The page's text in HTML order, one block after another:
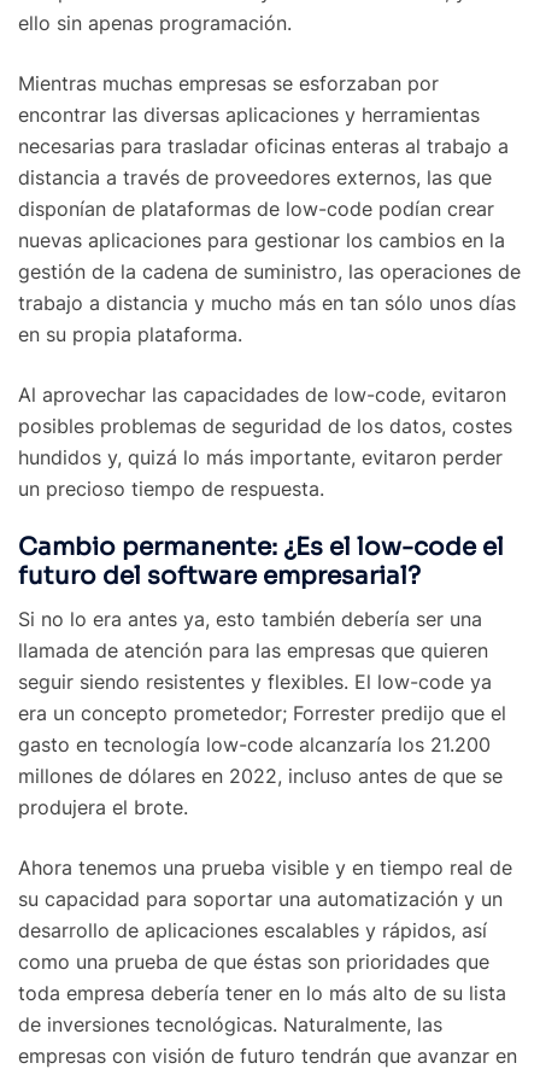
ello sin apenas programación.
Mientras muchas empresas se esforzaban por
encontrar las diversas aplicaciones y herramientas
necesarias para trasladar oficinas enteras al trabajo a
distancia a través de proveedores externos, las que
disponían de plataformas de low-code podían crear
nuevas aplicaciones para gestionar los cambios en la
gestión de la cadena de suministro, las operaciones de
trabajo a distancia y mucho más en tan sólo unos días
en su propia plataforma.
Al aprovechar las capacidades de low-code, evitaron
posibles problemas de seguridad de los datos, costes
hundidos y, quizá lo más importante, evitaron perder
un precioso tiempo de respuesta.
Cambio permanente: ¿Es el low-code el
futuro del software empresarial?
Si no lo era antes ya, esto también debería ser una
llamada de atención para las empresas que quieren
seguir siendo resistentes y flexibles. El low-code ya
era un concepto prometedor; Forrester predijo que el
gasto en tecnología low-code alcanzaría los 21.200
millones de dólares en 2022, incluso antes de que se
produjera el brote.
Ahora tenemos una prueba visible y en tiempo real de
su capacidad para soportar una automatización y un
desarrollo de aplicaciones escalables y rápidos, así
como una prueba de que éstas son prioridades que
toda empresa debería tener en lo más alto de su lista
de inversiones tecnológicas. Naturalmente, las
empresas con visión de futuro tendrán que avanzar en